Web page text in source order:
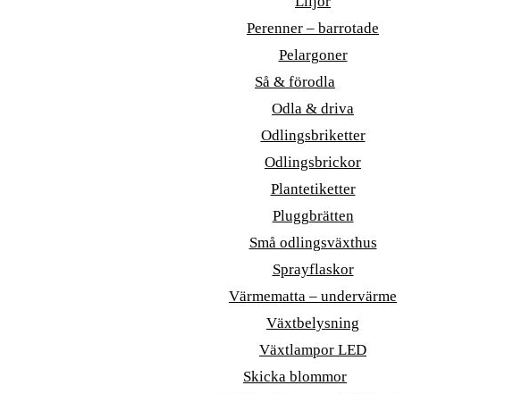
Perenner – barrotade
Pelargoner
Så & förodla
Odla & driva
Odlingsbriketter
Odlingsbrickor
Plantetiketter
Pluggbrätten
Små odlingsväxthus
Sprayflaskor
Värmematta – undervärme
Växtbelysning
Växtlampor LED
Skicka blommor